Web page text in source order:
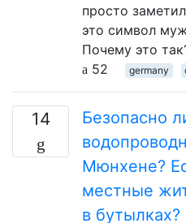
просто
это символ
Почему это
52
germany
14
Безопасно
Мюнхене?
местные
в бутылках?